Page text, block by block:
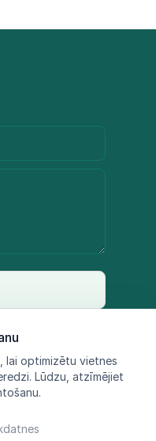
lai optimizētu vietnes
Lūdzu, atzīmējiet